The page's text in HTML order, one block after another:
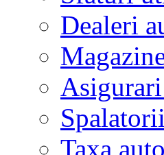
Dealeri
Taxa auto